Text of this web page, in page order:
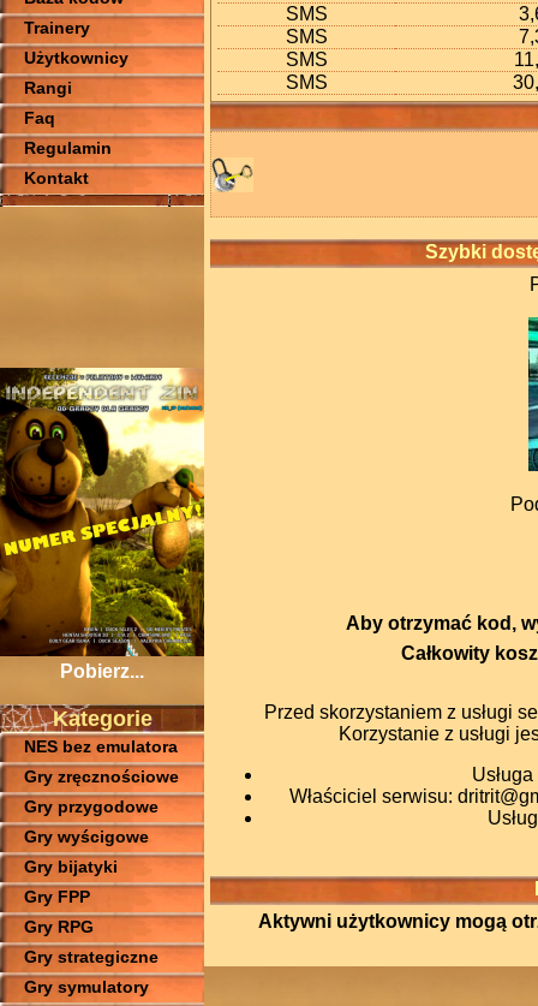
Trainery
Użytkownicy
Rangi
Faq
Regulamin
Kontakt
Pobierz...
Kategorie
NES bez emulatora
Gry zręcznościowe
Gry przygodowe
Gry wyścigowe
Gry bijatyki
Gry FPP
Gry RPG
Gry strategiczne
Gry symulatory
SMS
SMS
SMS
SMS
Szybki
Aby otrzymać kod,
Całkowity
Przed skorzystaniem z usługi
Korzystanie z usługi
Właściciel serwisu:
Aktywni użytkownicy mogą